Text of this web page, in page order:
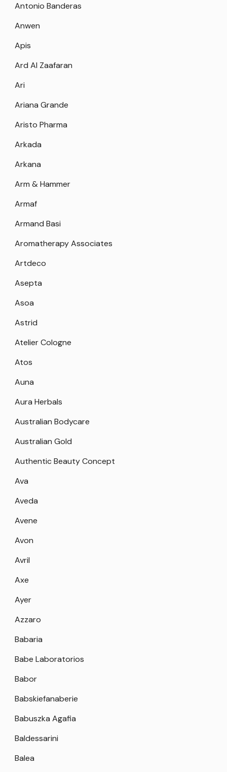
Antonio Banderas
Anwen
Apis
Ard Al Zaafaran
Ari
Ariana Grande
Aristo Pharma
Arkada
Arkana
Arm & Hammer
Armaf
Armand Basi
Aromatherapy Associates
Artdeco
Asepta
Asoa
Astrid
Atelier Cologne
Atos
Auna
Aura Herbals
Australian Bodycare
Australian Gold
Authentic Beauty Concept
Ava
Aveda
Avene
Avon
Avril
Axe
Ayer
Azzaro
Babaria
Babe Laboratorios
Babor
Babskiefanaberie
Babuszka Agafia
Baldessarini
Balea